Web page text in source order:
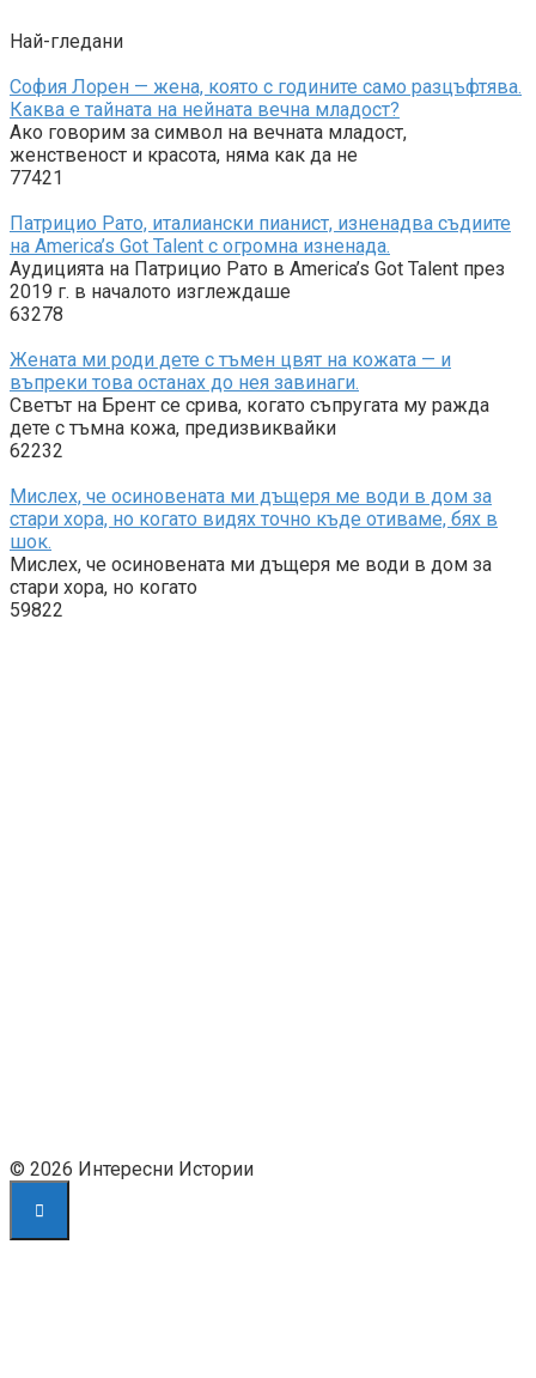
Най-гледани
София Лорен — жена, която с годините само разцъфтява.
Каква е тайната на нейната вечна младост?
Ако говорим за символ на вечната младост,
женственост и красота, няма как да не
77421
Патрицио Рато, италиански пианист, изненадва съдиите
на America’s Got Talent с огромна изненада.
Аудицията на Патрицио Рато в America’s Got Talent през
2019 г. в началото изглеждаше
63278
Жената ми роди дете с тъмен цвят на кожата — и
въпреки това останах до нея завинаги.
Светът на Брент се срива, когато съпругата му ражда
дете с тъмна кожа, предизвиквайки
62232
Мислех, че осиновената ми дъщеря ме води в дом за
стари хора, но когато видях точно къде отиваме, бях в
шок.
Мислех, че осиновената ми дъщеря ме води в дом за
стари хора, но когато
59822
© 2026 Интересни Истории